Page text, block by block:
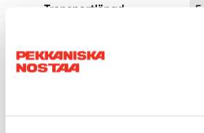
Transportlängd
Transportbredd